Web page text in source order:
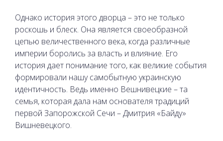
Однако история этого дворца – это не только
роскошь и блеск. Она является своеобразной
цепью величественного века, когда различные
империи боролись за власть и влияние. Его
история дает понимание того, как великие события
формировали нашу самобытную украинскую
идентичность. Ведь именно Вешнивецкие – та
семья, которая дала нам основателя традиций
первой Запорожской Сечи – Дмитрия «Байду»
Вишневецкого.